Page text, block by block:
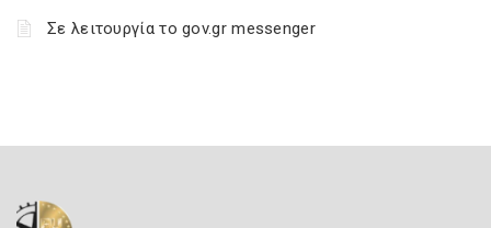
Σε λειτουργία το gov.gr messenger